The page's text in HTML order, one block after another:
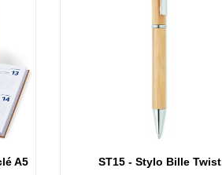
A5 Aperçu rapide
ST15 - Stylo Bille Twist